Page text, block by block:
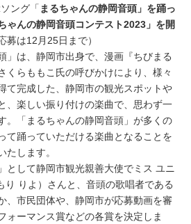
ング「 まるちゃんの静岡音頭」を踊っ
ゃんの静岡音頭コンテスト2023」を開
募は12月25日まで）
は、静岡市出身で、漫画『ちびまる
くらももこ氏の呼びかけにより、様々
て完成した、静岡市の観光スポットや
、楽しい振り付けの楽曲で、思わず一
。「まるちゃんの静岡音頭」が多くの
て踊っていただける楽曲となることを
たします。
して静岡市観光親善大使でミス ユニ
り りよ）さんと、音頭の歌唱者である
、市民団体や、静岡市が応募動画を審
ォーマンス賞などの各賞を決定しま